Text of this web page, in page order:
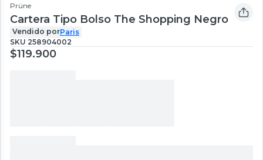
Prüne
Cartera Tipo Bolso The Shopping Negro
Vendido porParis
SKU 258904002
$119.900